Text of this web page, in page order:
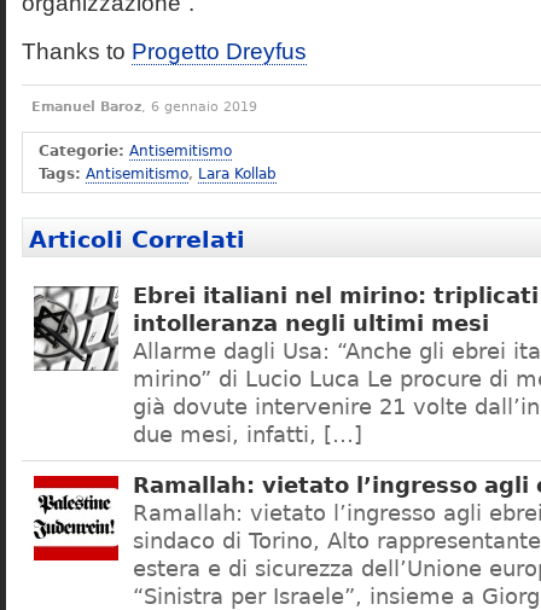
Thanks to Progetto Dreyfus
Emanuel Baroz, 6 gennaio 2019
Categorie: Antisemitismo
Tags: Antisemitismo, Lara Kollab
Articoli Correlati
Ebrei italiani nel mirino:
intolleranza negli ultimi mesi
Allarme dagli Usa: “Anche gli ebrei
mirino” di Lucio Luca Le procure di
già dovute intervenire 21 volte
due mesi, infatti, […]
Ramallah: vietato l’ingresso agli
Ramallah: vietato l’ingresso agli
sindaco di Torino, Alto
estera e di sicurezza dell’Unione
“Sinistra per Israele”, insieme a